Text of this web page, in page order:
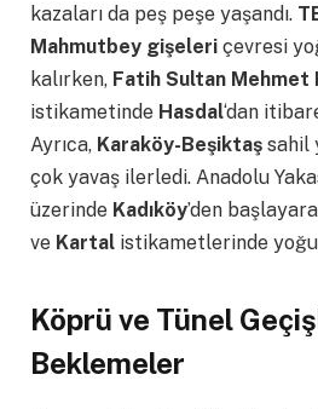
kazaları da peş peşe yaşandı.
Mahmutbey gişeleri çevresi
kalırken, Fatih Sultan Mehmet
istikametinde Hasdal‘dan
Ayrıca, Karaköy-Beşiktaş sahil
çok yavaş ilerledi. Anadolu
üzerinde Kadıköy’den
ve Kartal istikametlerinde
Köprü ve Tünel
Beklemeler